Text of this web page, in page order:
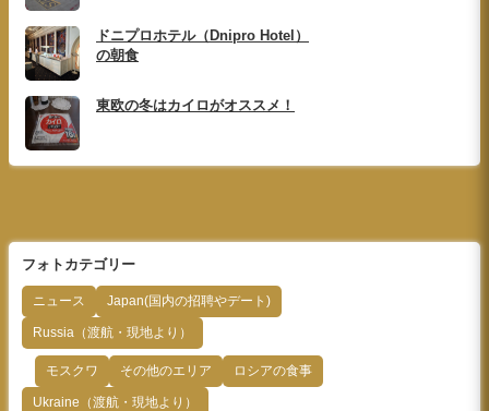
フォトカテゴリー
ニュース Japan(国内の招聘やデート)
Russia（渡航・現地より）
モスクワ その他のエリア ロシアの食事
Ukraine（渡航・現地より）
ドニプロホテル（Dnipro Hotel）
の朝食
東欧の冬はカイロがオススメ！